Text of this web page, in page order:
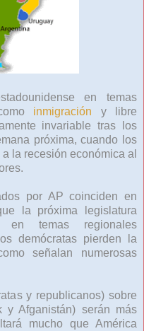
en temas
inmigración y libre
invariable tras los
próxima, cuando los
la recesión económica al
por AP coinciden en
la próxima legislatura
en temas regionales
demócratas pierden la
señalan numerosas
y republicanos) sobre
Afganistán) serán más
mucho que América